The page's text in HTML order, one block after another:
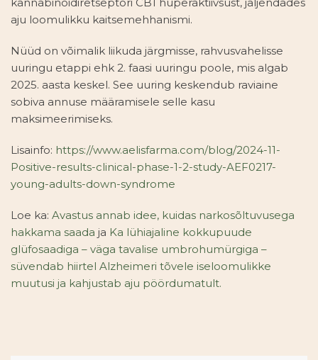
aju loomulikku kaitsemehhanismi.
Nüüd on võimalik liikuda järgmisse, rahvusvahelisse
uuringu etappi ehk 2. faasi uuringu poole, mis algab
2025. aasta keskel. See uuring keskendub raviaine
sobiva annuse määramisele selle kasu
maksimeerimiseks.
Lisainfo: https://www.aelisfarma.com/blog/2024-11-
Positive-results-clinical-phase-1-2-study-AEF0217-
young-adults-down-syndrome
Loe ka: Avastus annab idee, kuidas narkosõltuvusega
hakkama saada ja Ka lühiajaline kokkupuude
glüfosaadiga – väga tavalise umbrohumürgiga –
süvendab hiirtel Alzheimeri tõvele iseloomulikke
muutusi ja kahjustab aju pöördumatult.